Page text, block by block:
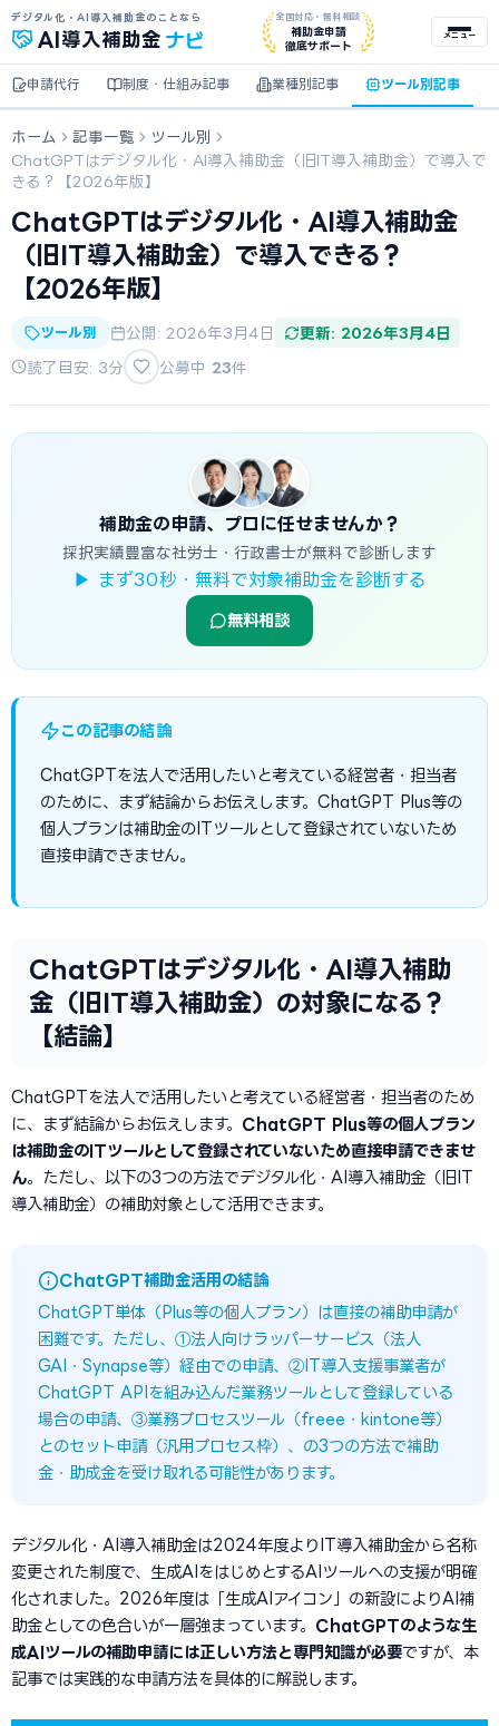
デジタル化・AI導入補助金のことなら
AI 導入補助金 ナビ
全国対応・無料相談
補助金申請
徹底サポート
メニュー
申請代行 制度・仕組み記事 業種別記事 ツール別記事
ホーム 記事一覧
ツール別
ChatGPTはデジタル化・AI導入補助金（旧IT導入補助金）で導入で
きる？【2026年版】
ChatGPTはデジタル化・AI導入補助金
（旧IT導入補助金）で導入できる？
【2026年版】
ツール別 公開: 2026年3月4日 更新: 2026年3月4日
読了目安: 3分 公募中 23件
補助金の申請、プロに任せませんか？
採択実績豊富な社労士・行政書士が無料で診断します
▶ まず30秒・無料で対象補助金を診断する
無料相談
この記事の結論
ChatGPTを法人で活用したいと考えている経営者・担当者
のために、まず結論からお伝えします。ChatGPT Plus等の
個人プランは補助金のITツールとして登録されていないため
直接申請できません。
ChatGPTはデジタル化・AI導入補助
金（旧IT導入補助金）の対象になる？
【結論】
ChatGPTを法人で活用したいと考えている経営者・担当者のため
に、まず結論からお伝えします。 ChatGPT Plus等の個人プラン
は補助金のITツールとして登録されていないため直接申請できませ
ん。ただし、以下の3つの方法でデジタル化・AI導入補助金（旧IT
導入補助金）の補助対象として活用できます。
ChatGPT補助金活用の結論
ChatGPT単体（Plus等の個人プラン）は直接の補助申請が
困難です。ただし、①法人向けラッパーサービス（法人
GAI・Synapse等）経由での申請、②IT導入支援事業者が
ChatGPT APIを組み込んだ業務ツールとして登録している
場合の申請、③業務プロセスツール（freee・kintone等）
とのセット申請（汎用プロセス枠）、の3つの方法で補助
金・助成金を受け取れる可能性があります。
デジタル化・AI導入補助金は2024年度よりIT導入補助金から名称
変更された制度で、生成AIをはじめとするAIツールへの支援が明確
化されました。2026年度は「生成AIアイコン」の新設によりAI補
助金としての色合いが一層強まっています。 ChatGPTのような生
成AIツールの補助申請には正しい方法と専門知識が必要ですが、本
記事では実践的な申請方法を具体的に解説します。